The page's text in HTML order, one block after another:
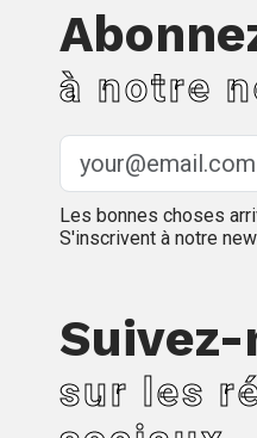
à notre
Les bonnes choses
S'inscrivent à notre
Suivez-
sur les